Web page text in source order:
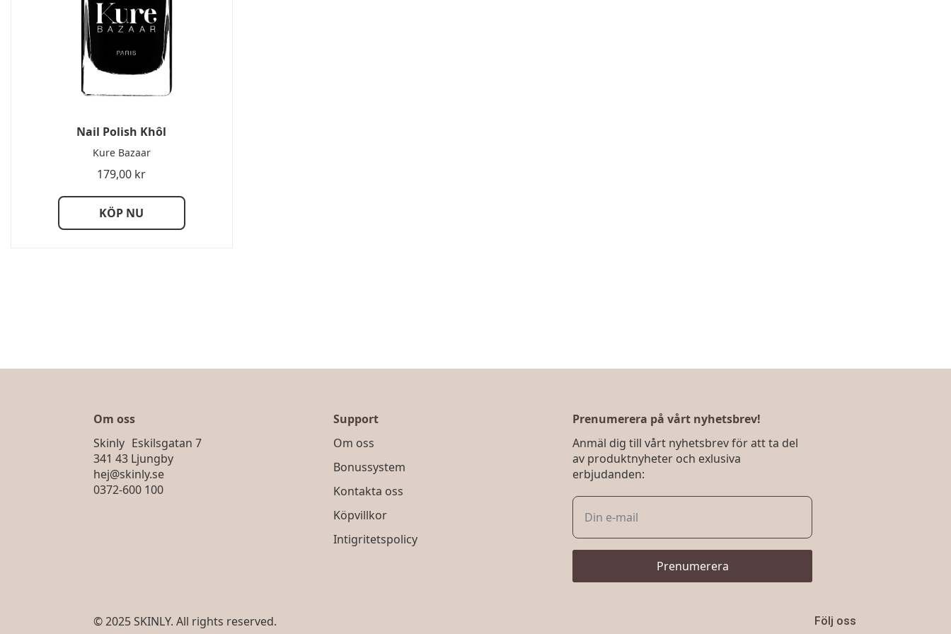
Nail Polish Khôl
Kure Bazaar
179,00 kr
KÖP NU
Om oss
Skinly Eskilsgatan 7
341 43 Ljungby
hej@skinly.se
0372-600 100
Support
Om oss
Bonussystem
Kontakta oss
Köpvillkor
Intigritetspolicy
Prenumerera på vårt nyhetsbrev!
Anmäl dig till vårt nyhetsbrev för att ta del
av produktnyheter och exlusiva
erbjudanden:
Prenumerera
© 2025 SKINLY. All rights reserved. Följ oss